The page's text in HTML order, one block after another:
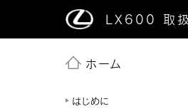
LX600 取
ホーム
はじめに